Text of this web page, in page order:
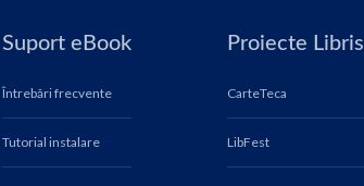
Suport eBook
Întrebări frecvente
Tutorial instalare
Proiecte Libris
CarteTeca
LibFest